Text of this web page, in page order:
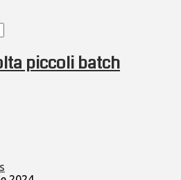
piccoli batch